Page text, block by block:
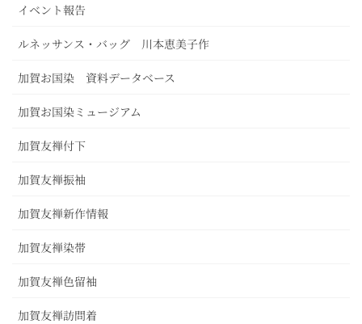
イベント報告
ルネッサンス・バッグ 川本恵美子作
加賀お国染 資料データベース
加賀お国染ミュージアム
加賀友禅付下
加賀友禅振袖
加賀友禅新作情報
加賀友禅染帯
加賀友禅色留袖
加賀友禅訪問着